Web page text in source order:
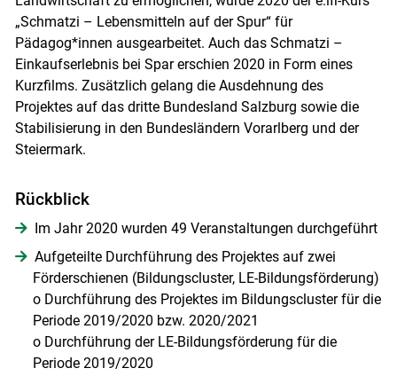
„Schmatzi – Lebensmitteln auf der Spur“ für
Pädagog*innen ausgearbeitet. Auch das Schmatzi –
Einkaufserlebnis bei Spar erschien 2020 in Form eines
Kurzfilms. Zusätzlich gelang die Ausdehnung des
Projektes auf das dritte Bundesland Salzburg sowie die
Stabilisierung in den Bundesländern Vorarlberg und der
Steiermark.
Rückblick
Im Jahr 2020 wurden 49 Veranstaltungen durchgeführt
Aufgeteilte Durchführung des Projektes auf zwei
Förderschienen (Bildungscluster, LE-Bildungsförderung)
o Durchführung des Projektes im Bildungscluster für die
Periode 2019/2020 bzw. 2020/2021
o Durchführung der LE-Bildungsförderung für die
Periode 2019/2020